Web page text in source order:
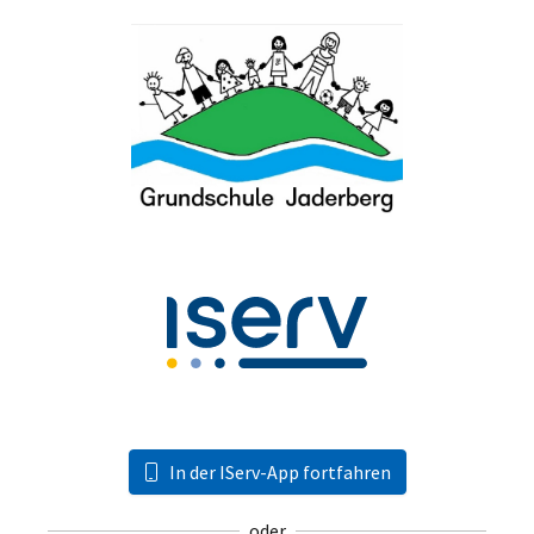
In der IServ-App fortfahren